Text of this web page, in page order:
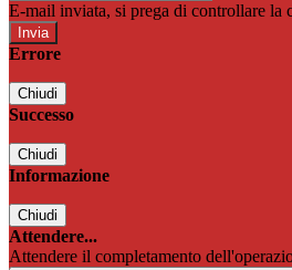
E-mail inviata, si prega di controllare la
Errore
Chiudi
Successo
Chiudi
Informazione
Chiudi
Attendere...
Attendere il completamento